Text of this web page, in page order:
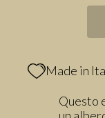
Made in
Questo